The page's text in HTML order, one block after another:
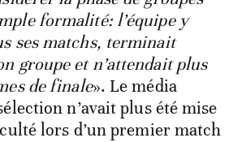
formalité: l’équipe y
ses matchs, terminait
groupe et n’attendait plus
de finale». Le média
n’avait plus été mise
lors d’un premier match